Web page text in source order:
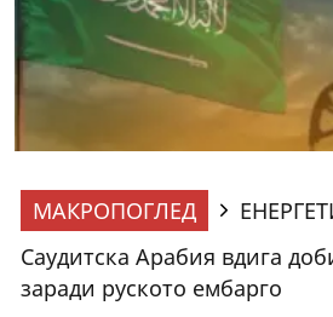
МАКРОПОГЛЕД
Саудитска Арабия вдига
заради руското ембарго